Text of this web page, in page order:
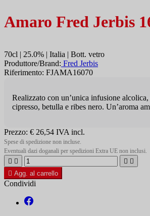
Amaro Fred Jerbis
70cl | 25.0% | Italia | Bott. vetro
Produttore/Brand: Fred Jerbis
Riferimento: FJAMA16070
Realizzato con un’unica infusione
cipresso, betulla e ribes nero. Un’aroma
Prezzo: € 26,54 IVA incl.
Spese di spedizione non incluse.
Eventuali dazi doganali per spedizioni Extra UE non inclusi.
   
 Agg. al carrello
Condividi